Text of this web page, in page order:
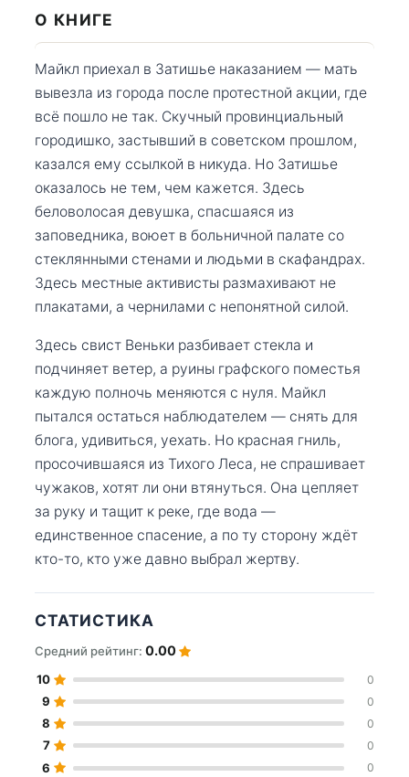
О КНИГЕ
Майкл приехал в Затишье наказанием — мать
вывезла из города после протестной акции, где
всё пошло не так. Скучный провинциальный
городишко, застывший в советском прошлом,
казался ему ссылкой в никуда. Но Затишье
оказалось не тем, чем кажется. Здесь
беловолосая девушка, спасшаяся из
заповедника, воюет в больничной палате со
стеклянными стенами и людьми в скафандрах.
Здесь местные активисты размахивают не
плакатами, а чернилами с непонятной силой.
Здесь свист Веньки разбивает стекла и
подчиняет ветер, а руины графского поместья
каждую полночь меняются с нуля. Майкл
пытался остаться наблюдателем — снять для
блога, удивиться, уехать. Но красная гниль,
просочившаяся из Тихого Леса, не спрашивает
чужаков, хотят ли они втянуться. Она цепляет
за руку и тащит к реке, где вода —
единственное спасение, а по ту сторону ждёт
кто-то, кто уже давно выбрал жертву.
СТАТИСТИКА
Средний рейтинг: 0.00
10 0
9 0
8 0
7 0
6 0